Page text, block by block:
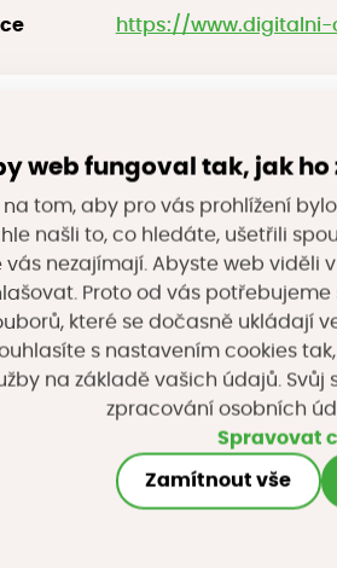
https://www.digitalni-
web fungoval tak, jak
tom, aby pro vás prohlížení
našli to, co hledáte, ušetřili
vás nezajímají. Abyste web viděli
Proto od vás
které se dočasně ukládají
s nastavením cookies
na základě vašich údajů.
zpracování osobních
Spravovat
Zamítnout vše